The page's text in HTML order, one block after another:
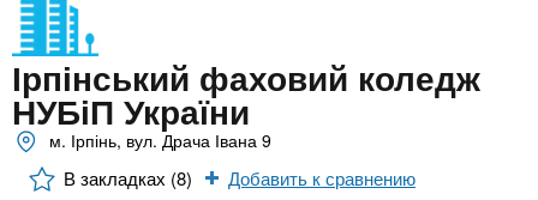
n
t
s
х
з
а
в
е
Онлайн курсы
За рубежом
Ірпінський фаховий коледж
НУБіП України
м. Ірпінь, вул. Драча Івана 9
В закладках (8) Добавить к сравнению